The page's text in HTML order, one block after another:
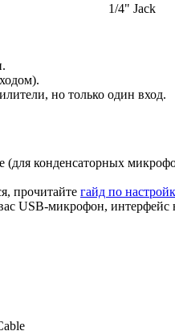
1/4" Jack
но только один вход.
конденсаторных
прочитайте гайд по
USB-микрофон,